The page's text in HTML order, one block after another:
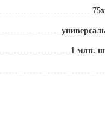
1 млн.